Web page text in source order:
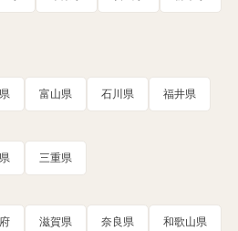
富山県 石川県 福井県
三重県
滋賀県 奈良県 和歌山県